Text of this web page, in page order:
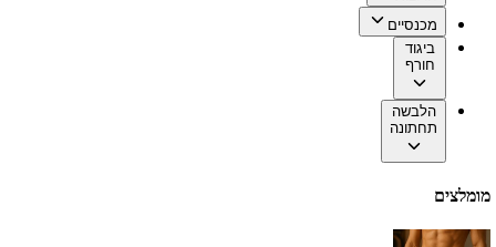
מכנסיים
ביגוד
חורף
הלבשה
תחתונה
מומלצים